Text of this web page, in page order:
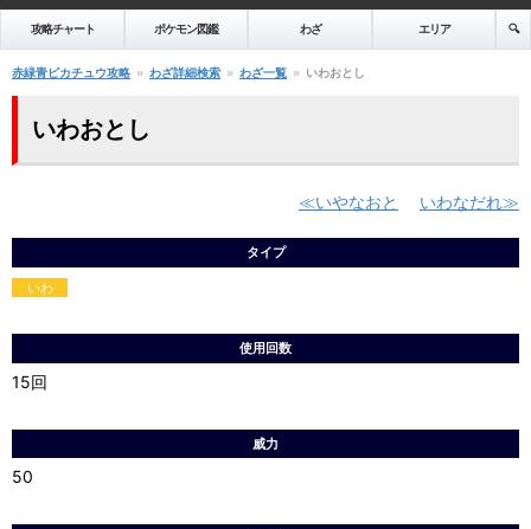
攻略チャート ポケモン図鑑 わざ エリア 🔍️
赤緑青ピカチュウ攻略 わざ詳細検索 わざ一覧 いわおとし
いわおとし
いやなおと いわなだれ
タイプ
いわ
使用回数
15回
威力
50